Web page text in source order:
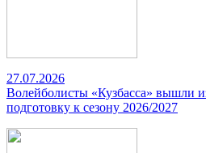
27.07.2026
Волейболисты «Кузбасса» вышли
подготовку к сезону 2026/2027